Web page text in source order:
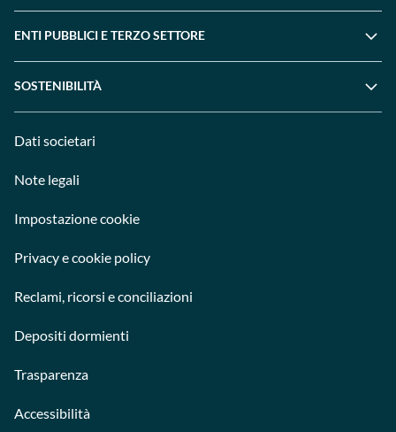
ENTI PUBBLICI E TERZO SETTORE
SOSTENIBILITÀ
Dati societari
Note legali
Impostazione cookie
Privacy e cookie policy
Reclami, ricorsi e conciliazioni
Depositi dormienti
Trasparenza
Accessibilità